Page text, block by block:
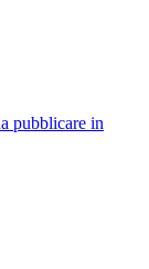
pubblicare in